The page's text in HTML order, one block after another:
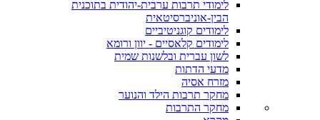
לימודי תרבות ערבית-יהודית בתוכנית
הבין-אוניברסיטאית
לימודים קוגניטיביים
לימודים קלאסיים - יוון ורומא
לשון עברית ובלשנות שמית
מדעי הדתות
מזרח אסיה
מחקר תרבות הילד והנוער
מחקר התרבות